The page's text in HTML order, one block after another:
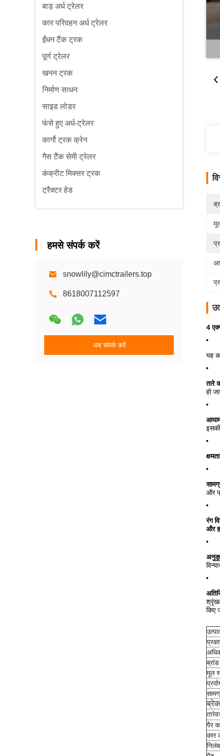
बाड़ अर्ध ट्रेलर
कार परिवहन अर्ध ट्रेलर
ईंधन टैंक ट्रक
पूर्ण ट्रेलर
खनन ट्रक
निर्माण साधन
साइड लोडर
फंसे हुए अर्ध-ट्रेलर
कार्गो ट्रक क्रेन
गैस टैंक सेमी ट्रेलर
कंक्रीट मिक्सर ट्रक
ट्रैक्टर हेड
हमसे संपर्क करें
snowlily@cimctrailers.top
8618007112597
अब संपर्क करें
4
यह
तारे
हो
और
रंग
और
किए
मूल
तारे
पैर
कार